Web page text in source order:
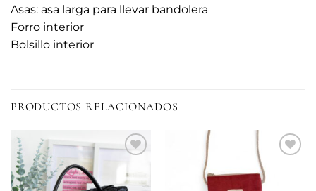
Asas: asa larga para llevar bandolera
Forro interior
Bolsillo interior
PRODUCTOS RELACIONADOS
a la
lista de